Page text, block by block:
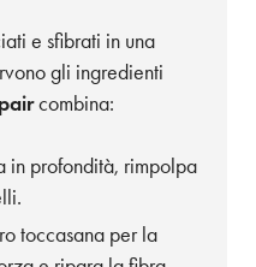
e sfibrati in una
gli ingredienti
combina:
in profondità, rimpolpa
toccasana per la